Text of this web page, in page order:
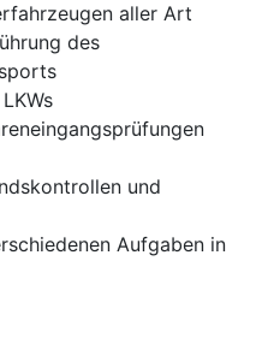
aller Art
des
und
Aufgaben in